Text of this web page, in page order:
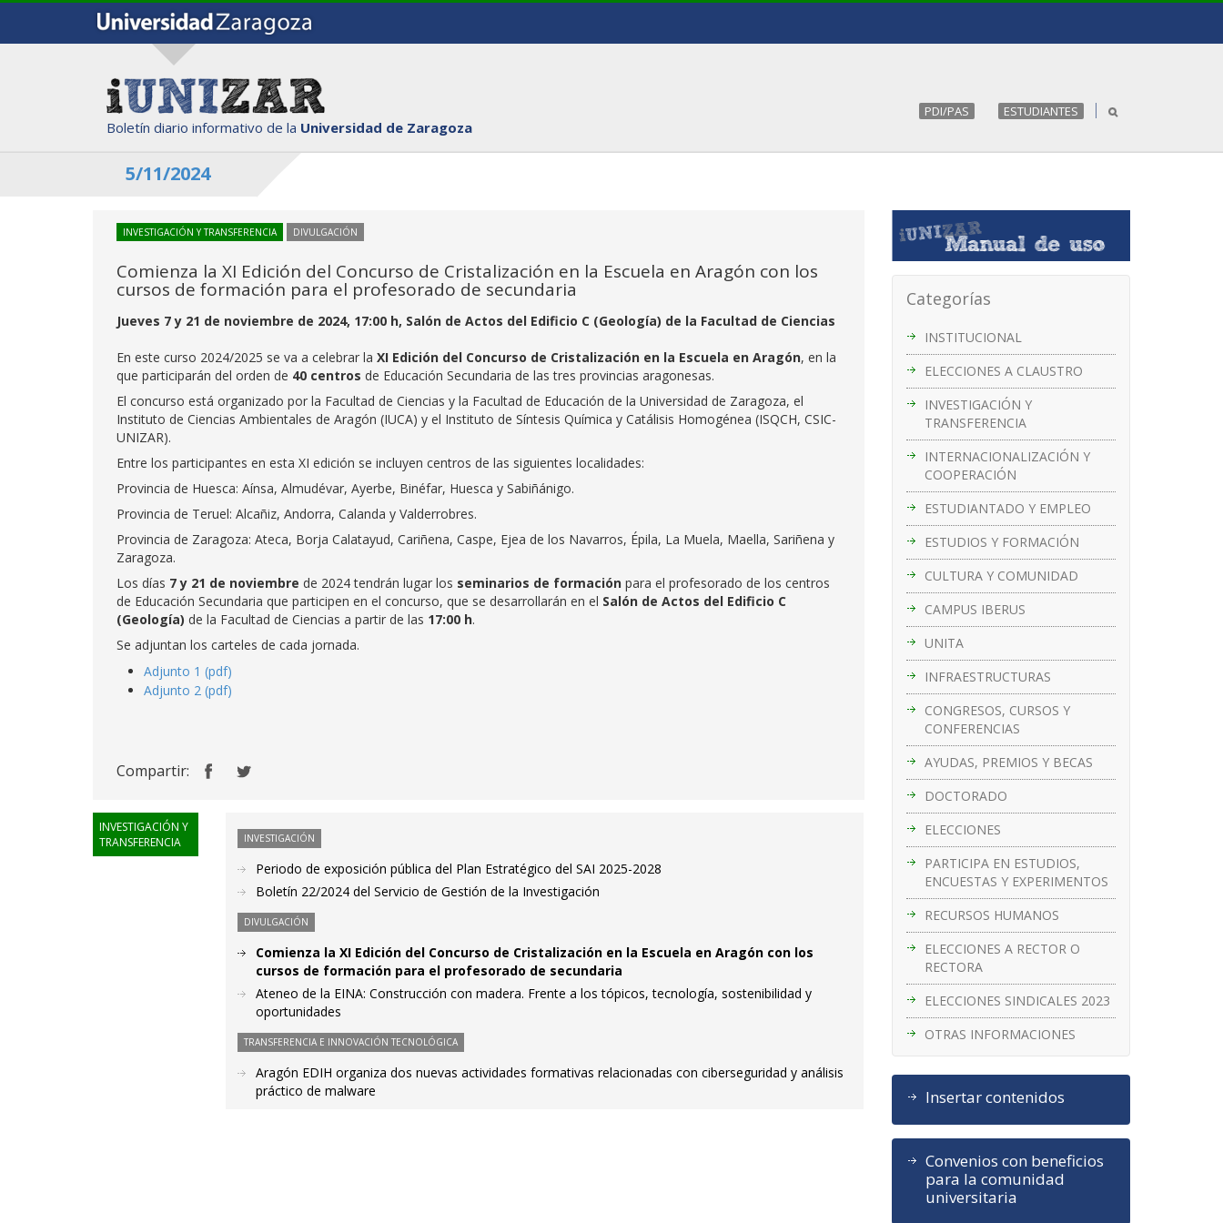
Boletín diario informativo de la Universidad de Zaragoza
PDI/PAS ESTUDIANTES
5/11/2024
Categorías
INSTITUCIONAL
ELECCIONES A CLAUSTRO
INVESTIGACIÓN Y
TRANSFERENCIA
INTERNACIONALIZACIÓN Y
COOPERACIÓN
ESTUDIANTADO Y EMPLEO
ESTUDIOS Y FORMACIÓN
CULTURA Y COMUNIDAD
CAMPUS IBERUS
UNITA
INFRAESTRUCTURAS
CONGRESOS, CURSOS Y
CONFERENCIAS
AYUDAS, PREMIOS Y BECAS
DOCTORADO
ELECCIONES
PARTICIPA EN ESTUDIOS,
ENCUESTAS Y EXPERIMENTOS
RECURSOS HUMANOS
ELECCIONES A RECTOR O
RECTORA
ELECCIONES SINDICALES 2023
OTRAS INFORMACIONES
Insertar contenidos
Convenios con beneficios
para la comunidad
universitaria
INVESTIGACIÓN Y TRANSFERENCIA DIVULGACIÓN
Comienza la XI Edición del Concurso de Cristalización en la Escuela en Aragón con los
cursos de formación para el profesorado de secundaria
Jueves 7 y 21 de noviembre de 2024, 17:00 h, Salón de Actos del Edificio C (Geología) de la Facultad de Ciencias
En este curso 2024/2025 se va a celebrar la XI Edición del Concurso de Cristalización en la Escuela en Aragón, en la
que participarán del orden de 40 centros de Educación Secundaria de las tres provincias aragonesas.
El concurso está organizado por la Facultad de Ciencias y la Facultad de Educación de la Universidad de Zaragoza, el
Instituto de Ciencias Ambientales de Aragón (IUCA) y el Instituto de Síntesis Química y Catálisis Homogénea (ISQCH, CSIC-
UNIZAR).
Entre los participantes en esta XI edición se incluyen centros de las siguientes localidades:
Provincia de Huesca: Aínsa, Almudévar, Ayerbe, Binéfar, Huesca y Sabiñánigo.
Provincia de Teruel: Alcañiz, Andorra, Calanda y Valderrobres.
Provincia de Zaragoza: Ateca, Borja Calatayud, Cariñena, Caspe, Ejea de los Navarros, Épila, La Muela, Maella, Sariñena y
Zaragoza.
Los días 7 y 21 de noviembre de 2024 tendrán lugar los seminarios de formación para el profesorado de los centros
de Educación Secundaria que participen en el concurso, que se desarrollarán en el Salón de Actos del Edificio C
(Geología) de la Facultad de Ciencias a partir de las 17:00 h.
Se adjuntan los carteles de cada jornada.
Adjunto 1 (pdf)
Adjunto 2 (pdf)
Compartir:
INVESTIGACIÓN Y
TRANSFERENCIA
INVESTIGACIÓN
Periodo de exposición pública del Plan Estratégico del SAI 2025-2028
Boletín 22/2024 del Servicio de Gestión de la Investigación
DIVULGACIÓN
Comienza la XI Edición del Concurso de Cristalización en la Escuela en Aragón con los
cursos de formación para el profesorado de secundaria
Ateneo de la EINA: Construcción con madera. Frente a los tópicos, tecnología, sostenibilidad y
oportunidades
TRANSFERENCIA E INNOVACIÓN TECNOLÓGICA
Aragón EDIH organiza dos nuevas actividades formativas relacionadas con ciberseguridad y análisis
práctico de malware